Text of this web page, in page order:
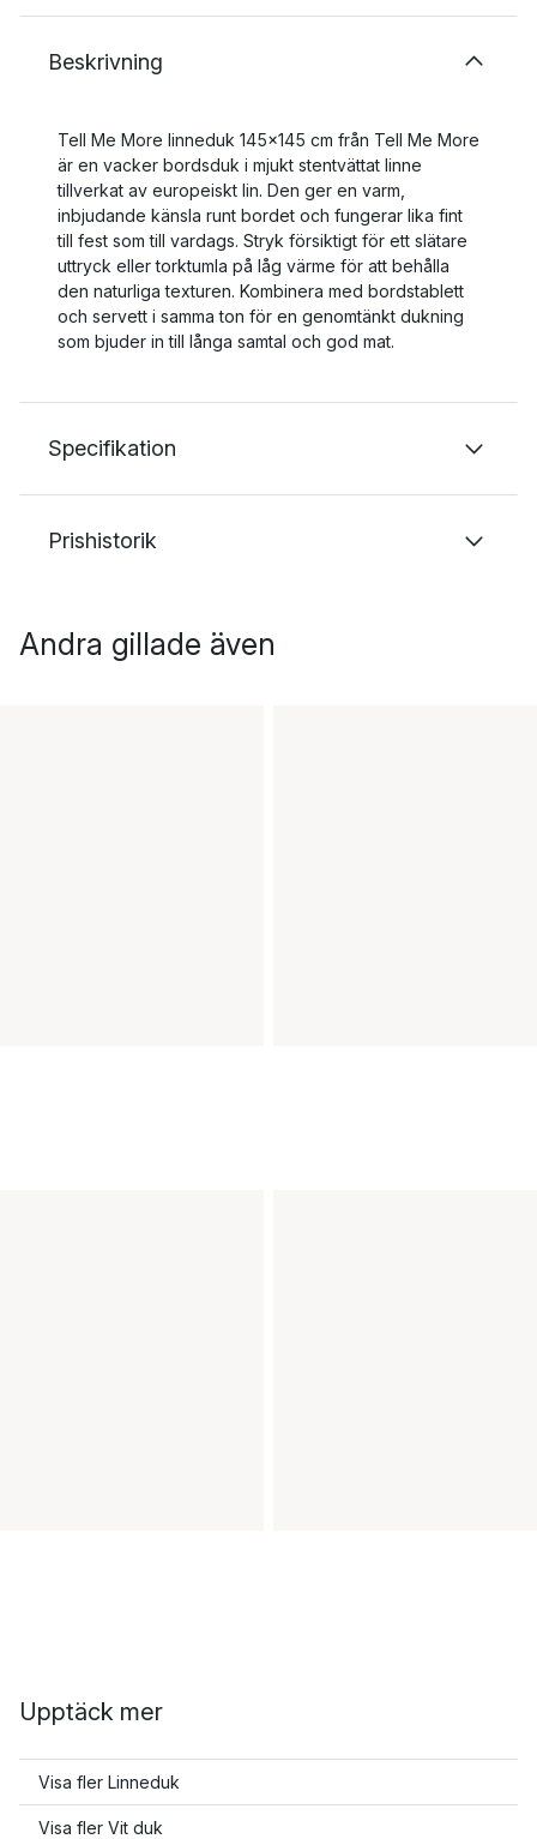
Beskrivning
Tell Me More linneduk 145x145 cm från Tell Me More
är en vacker bordsduk i mjukt stentvättat linne
tillverkat av europeiskt lin. Den ger en varm,
inbjudande känsla runt bordet och fungerar lika fint
till fest som till vardags. Stryk försiktigt för ett slätare
uttryck eller torktumla på låg värme för att behålla
den naturliga texturen. Kombinera med bordstablett
och servett i samma ton för en genomtänkt dukning
som bjuder in till långa samtal och god mat.
Specifikation
Prishistorik
Andra gillade även
Upptäck mer
Visa fler Linneduk
Visa fler Vit duk